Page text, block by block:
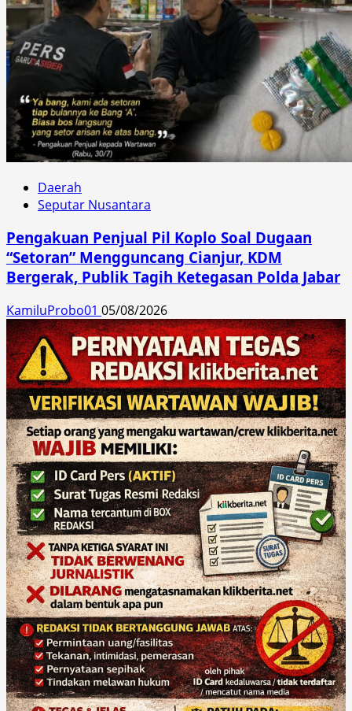
Daerah
Seputar Nusantara
Pengakuan Penjual Pil Koplo Soal Dugaan
“Setoran” Mengguncang Cianjur, KDM
Bergerak, Publik Tagih Ketegasan Polda Jabar
KamiluProbo01 05/08/2026